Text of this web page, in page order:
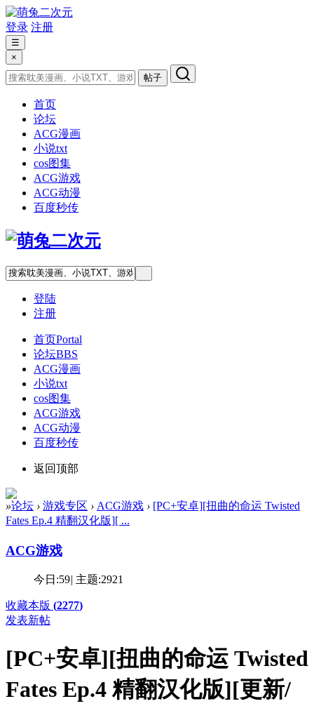
登录 注册
☰
×
帖子
首页
论坛
ACG漫画
小说txt
cos图集
ACG游戏
ACG动漫
百度秒传
登陆
注册
首页Portal
论坛BBS
ACG漫画
小说txt
cos图集
ACG游戏
ACG动漫
百度秒传
返回顶部
»论坛 › 游戏专区 › ACG游戏 › [PC+安卓][扭曲的命运 Twisted
Fates Ep.4 精翻汉化版][ ...
ACG游戏
今日:59| 主题:2921
收藏本版 (2277)
发表新帖
[PC+安卓][扭曲的命运 Twisted
Fates Ep.4 精翻汉化版][更新/